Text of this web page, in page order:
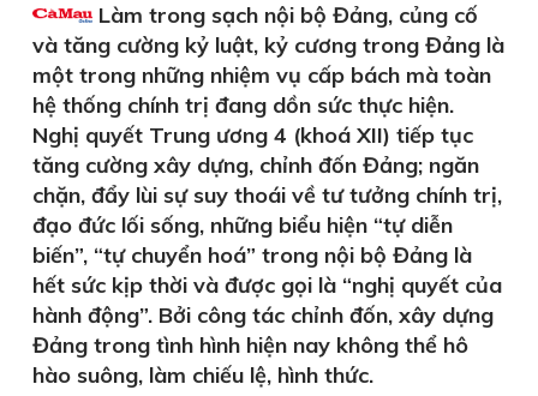
Làm trong sạch nội bộ Đảng, củng cố
và tăng cường kỷ luật, kỷ cương trong Đảng là
một trong những nhiệm vụ cấp bách mà toàn
hệ thống chính trị đang dồn sức thực hiện.
Nghị quyết Trung ương 4 (khoá XII) tiếp tục
tăng cường xây dựng, chỉnh đốn Đảng; ngăn
chặn, đẩy lùi sự suy thoái về tư tưởng chính trị,
đạo đức lối sống, những biểu hiện “tự diễn
biến”, “tự chuyển hoá” trong nội bộ Đảng là
hết sức kịp thời và được gọi là “nghị quyết của
hành động”. Bởi công tác chỉnh đốn, xây dựng
Đảng trong tình hình hiện nay không thể hô
hào suông, làm chiếu lệ, hình thức.